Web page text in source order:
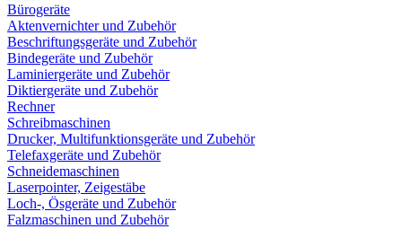
Bürogeräte
Aktenvernichter und Zubehör
Beschriftungsgeräte und Zubehör
Bindegeräte und Zubehör
Laminiergeräte und Zubehör
Diktiergeräte und Zubehör
Rechner
Schreibmaschinen
Drucker, Multifunktionsgeräte und Zubehör
Telefaxgeräte und Zubehör
Schneidemaschinen
Laserpointer, Zeigestäbe
Loch-, Ösgeräte und Zubehör
Falzmaschinen und Zubehör